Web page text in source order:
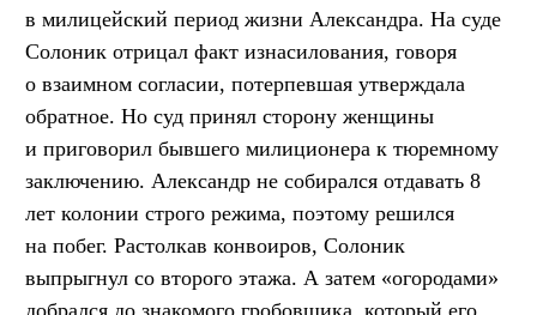
в милицейский период жизни Александра. На суде
Солоник отрицал факт изнасилования, говоря
о взаимном согласии, потерпевшая утверждала
обратное. Но суд принял сторону женщины
и приговорил бывшего милиционера к тюремному
заключению. Александр не собирался отдавать 8
лет колонии строго режима, поэтому решился
на побег. Растолкав конвоиров, Солоник
выпрыгнул со второго этажа. А затем «огородами»
добрался до знакомого гробовщика, который его